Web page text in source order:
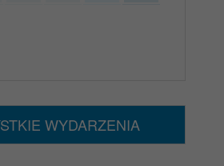
WYDARZENIA